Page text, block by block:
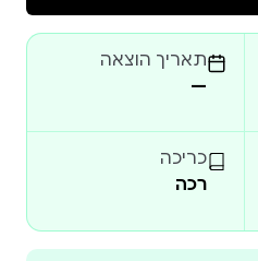
במסורת, רוחניות וטבע
מי שביניהם. הוא מזמין
ובעיקר להצטרף
עניניים שהוא טיוטה
תאריך הוצאה
—
כריכה
רכה